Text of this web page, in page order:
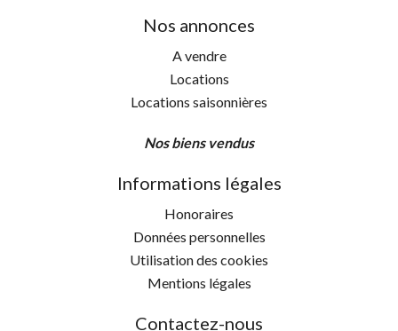
Nos annonces
A vendre
Locations
Locations saisonnières
Nos biens vendus
Informations légales
Honoraires
Données personnelles
Utilisation des cookies
Mentions légales
Contactez-nous